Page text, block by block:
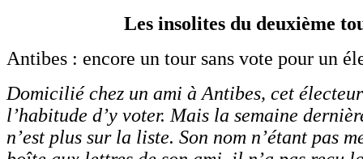
Les insolites du deuxième
Antibes : encore un tour sans vote pour un
Domicilié chez un ami à Antibes, cet
l’habitude d’y voter. Mais la semaine
n’est plus sur la liste. Son nom n’étant pas